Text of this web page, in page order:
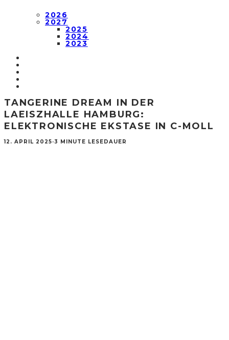
2026
2027
2025
2024
2023
TANGERINE DREAM IN DER
LAEISZHALLE HAMBURG:
ELEKTRONISCHE EKSTASE IN C-MOLL
12. APRIL 2025·3 MINUTE LESEDAUER